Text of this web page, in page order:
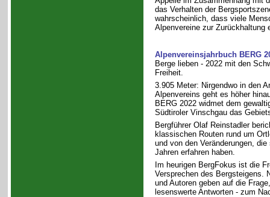
das Verhalten der
wahrscheinlich, dass viele
Alpenvereine zur Zurückhaltung
Alpenvereinsjahrbuch BERG
Berge lieben - 2022 mit den
Freiheit.
3.905 Meter: Nirgendwo in den
Alpenvereins geht es höher
BERG 2022 widmet dem
Südtiroler Vinschgau das
Bergführer Olaf Reinstadler
klassischen Routen rund um
und von den Veränderungen,
Jahren erfahren haben.
Im heurigen BergFokus ist die
Versprechen des Bergsteigens.
und Autoren geben auf die
lesenswerte Antworten - zum